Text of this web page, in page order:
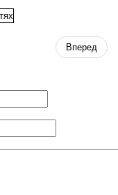
Вперед